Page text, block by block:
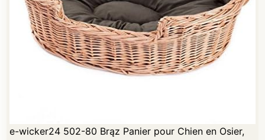
e-wicker24 502-80 Brąz Panier pour Chien en Osier,